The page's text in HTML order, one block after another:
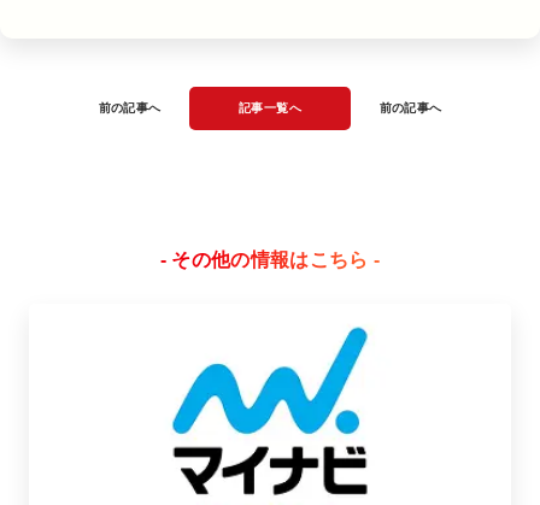
前の記事へ 記事一覧へ 前の記事へ
- その他の情報はこちら -